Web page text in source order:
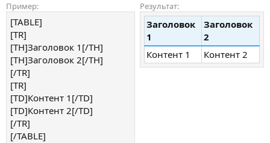
Пример:
[TABLE]
[TR]
[TH]Заголовок 1[/TH]
[TH]Заголовок 2[/TH]
[/TR]
[TR]
[TD]Контент 1[/TD]
[TD]Контент 2[/TD]
[/TR]
[/TABLE]
Результат:
Заголовок
1
Заголовок
2
Контент 1
Контент 2